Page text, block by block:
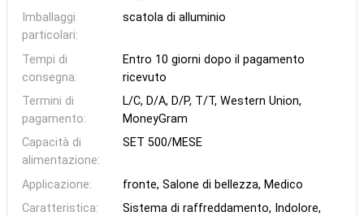
Imballaggi
particolari:
scatola di alluminio
Tempi di
consegna:
Entro 10 giorni dopo il pagamento
ricevuto
Termini di
pagamento:
L/C, D/A, D/P, T/T, Western Union,
MoneyGram
Capacità di
alimentazione:
SET 500/MESE
Applicazione:
fronte, Salone di bellezza, Medico
Caratteristica:
Sistema di raffreddamento, Indolore,